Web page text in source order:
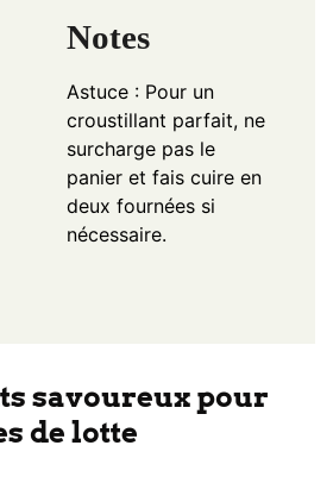
Notes
Astuce : Pour un
croustillant parfait, ne
surcharge pas le
panier et fais cuire en
deux fournées si
nécessaire.
savoureux pour
de lotte